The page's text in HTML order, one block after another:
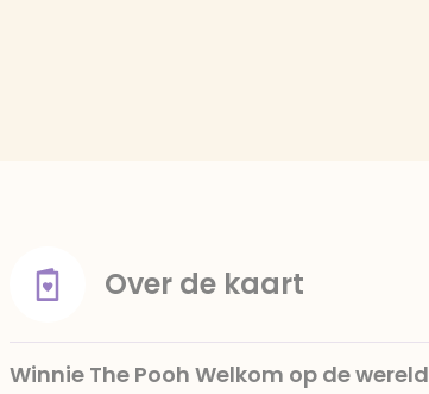
Over de kaart
Winnie The Pooh Welkom op de wereld